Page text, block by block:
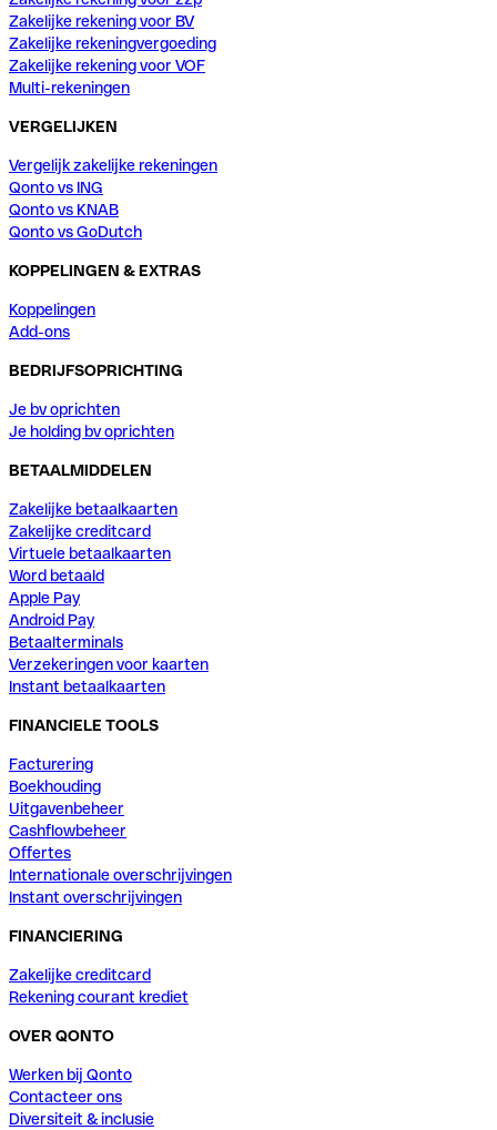
Zakelijke rekening voor BV
Zakelijke rekeningvergoeding
Zakelijke rekening voor VOF
Multi-rekeningen
VERGELIJKEN
Vergelijk zakelijke rekeningen
Qonto vs ING
Qonto vs KNAB
Qonto vs GoDutch
KOPPELINGEN & EXTRAS
Koppelingen
Add-ons
BEDRIJFSOPRICHTING
Je bv oprichten
Je holding bv oprichten
BETAALMIDDELEN
Zakelijke betaalkaarten
Zakelijke creditcard
Virtuele betaalkaarten
Word betaald
Apple Pay
Android Pay
Betaalterminals
Verzekeringen voor kaarten
Instant betaalkaarten
FINANCIELE TOOLS
Facturering
Boekhouding
Uitgavenbeheer
Cashflowbeheer
Offertes
Internationale overschrijvingen
Instant overschrijvingen
FINANCIERING
Zakelijke creditcard
Rekening courant krediet
OVER QONTO
Werken bij Qonto
Contacteer ons
Diversiteit & inclusie